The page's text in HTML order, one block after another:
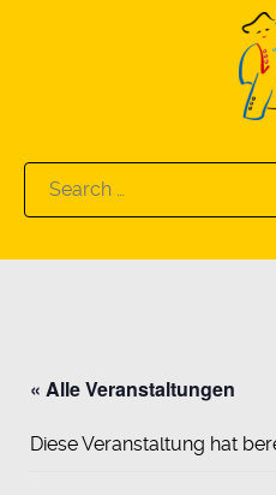
Search
for:
« Alle Veranstaltungen
Diese Veranstaltung hat